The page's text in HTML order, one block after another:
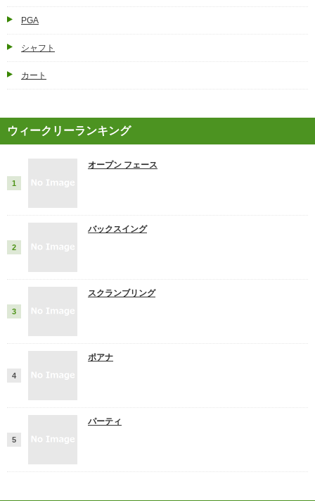
PGA
シャフト
カート
ウィークリーランキング
オープン フェース
バックスイング
スクランブリング
ポアナ
パーティ